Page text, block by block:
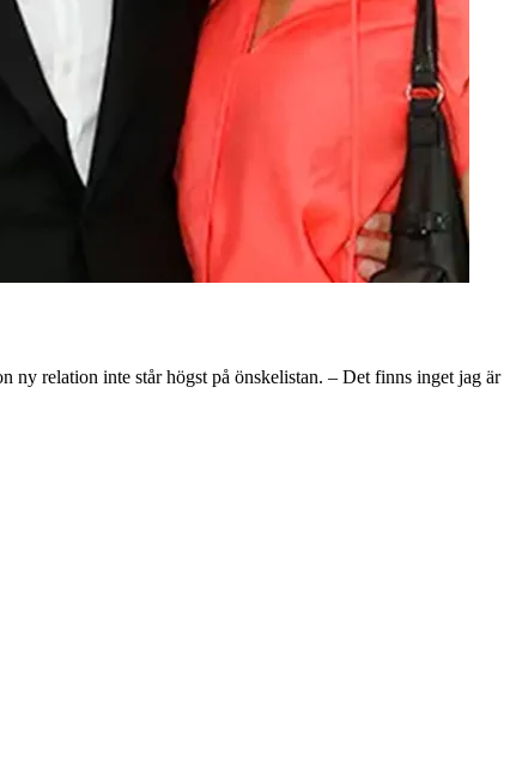
ny relation inte står högst på önskelistan. – Det finns inget jag är